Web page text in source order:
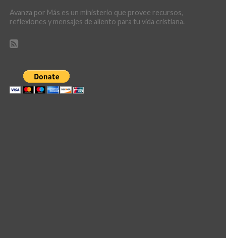
Avanza por Más es un ministerio que provee recursos,
reflexiones y mensajes de aliento para tu vida cristiana.